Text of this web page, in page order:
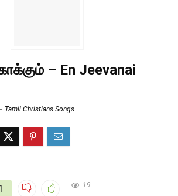
– En Jeevanai
Tamil Christians Songs
19